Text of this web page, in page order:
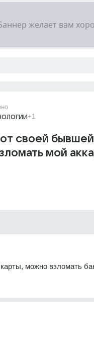
+1
своей бывшей
мой
можно взломать